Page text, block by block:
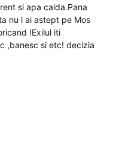
si apa calda.Pana
nu l ai astept pe Mos
!Exilul iti
,banesc si etc! decizia